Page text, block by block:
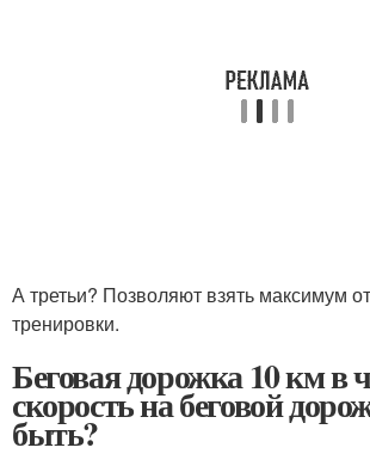
А третьи? Позволяют взять максимум
тренировки.
Беговая дорожка 10 км в
скорость на беговой
быть?